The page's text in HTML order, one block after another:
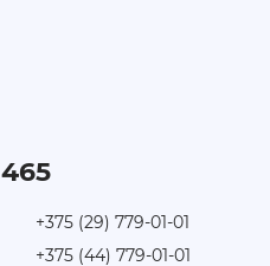
465
+375 (29) 779-01-01
+375 (44) 779-01-01